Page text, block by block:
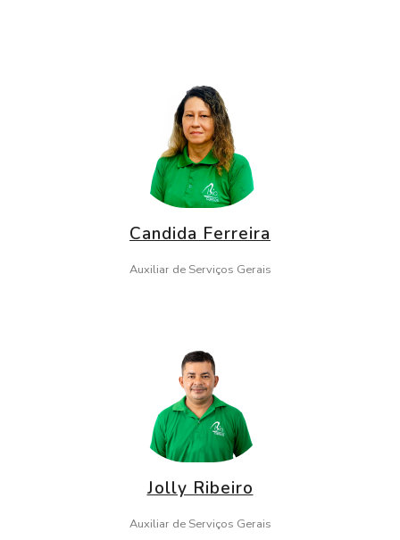
Candida Ferreira
Auxiliar de Serviços Gerais
Jolly Ribeiro
Auxiliar de Serviços Gerais